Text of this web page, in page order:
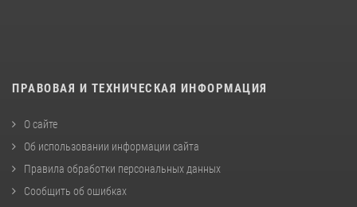
ПРАВОВАЯ И ТЕХНИЧЕСКАЯ ИНФОРМАЦИЯ
О сайте
Об использовании информации сайта
Правила обработки персональных данных
Сообщить об ошибках